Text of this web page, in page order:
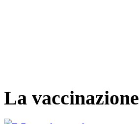
La vaccinazione